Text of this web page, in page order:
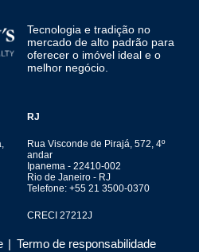
Tecnologia e tradição no
mercado de alto padrão para
oferecer o imóvel ideal e o
melhor negócio.
RJ
Rua Visconde de Pirajá, 572, 4º
andar
Ipanema - 22410-002
Rio de Janeiro - RJ
Telefone: +55 21 3500-0370
CRECI 27212J
| Termo de responsabilidade